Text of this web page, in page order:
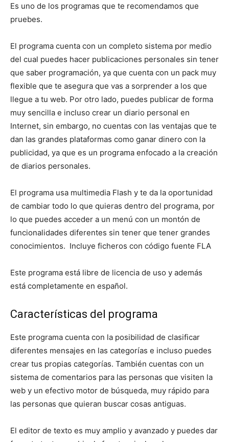
Es uno de los programas que te recomendamos que
pruebes.
El programa cuenta con un completo sistema por medio
del cual puedes hacer publicaciones personales sin tener
que saber programación, ya que cuenta con un pack muy
flexible que te asegura que vas a sorprender a los que
llegue a tu web. Por otro lado, puedes publicar de forma
muy sencilla e incluso crear un diario personal en
Internet, sin embargo, no cuentas con las ventajas que te
dan las grandes plataformas como ganar dinero con la
publicidad, ya que es un programa enfocado a la creación
de diarios personales.
El programa usa multimedia Flash y te da la oportunidad
de cambiar todo lo que quieras dentro del programa, por
lo que puedes acceder a un menú con un montón de
funcionalidades diferentes sin tener que tener grandes
conocimientos. Incluye ficheros con código fuente FLA
Este programa está libre de licencia de uso y además
está completamente en español.
Características del programa
Este programa cuenta con la posibilidad de clasificar
diferentes mensajes en las categorías e incluso puedes
crear tus propias categorías. También cuentas con un
sistema de comentarios para las personas que visiten la
web y un efectivo motor de búsqueda, muy rápido para
las personas que quieran buscar cosas antiguas.
El editor de texto es muy amplio y avanzado y puedes dar